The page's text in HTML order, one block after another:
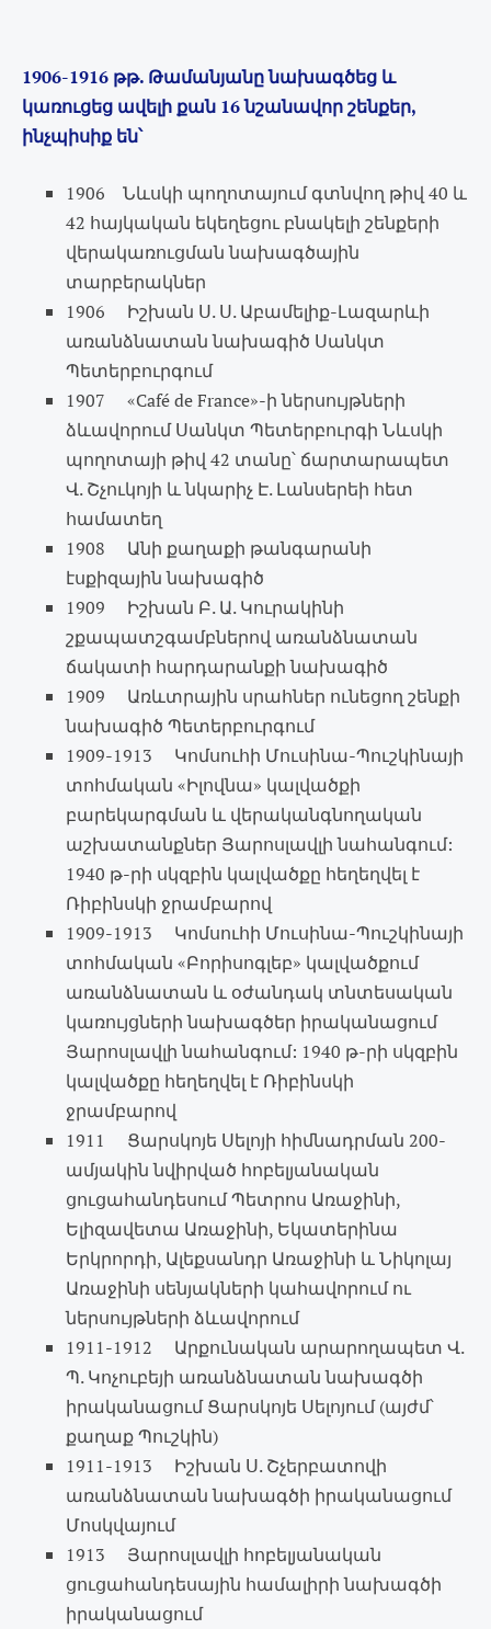
1906-1916 թթ. Թամանյանը նախագծեց և
կառուցեց ավելի քան 16 նշանավոր շենքեր,
ինչպիսիք են՝
1906 Նևսկի պողոտայում գտնվող թիվ 40 և
42 հայկական եկեղեցու բնակելի շենքերի
վերակառուցման նախագծային
տարբերակներ
1906 Իշխան Ս. Ս. Աբամելիք-Լազարևի
առանձնատան նախագիծ Սանկտ
Պետերբուրգում
1907 «Café de France»-ի ներսույթների
ձևավորում Սանկտ Պետերբուրգի Նևսկի
պողոտայի թիվ 42 տանը՝ ճարտարապետ
Վ. Շչուկոյի և նկարիչ Է. Լանսերեի հետ
համատեղ
1908 Անի քաղաքի թանգարանի
էսքիզային նախագիծ
1909 Իշխան Բ. Ա. Կուրակինի
շքապատշգամբներով առանձնատան
ճակատի հարդարանքի նախագիծ
1909 Առևտրային սրահներ ունեցող շենքի
նախագիծ Պետերբուրգում
1909-1913 Կոմսուհի Մուսինա-Պուշկինայի
տոհմական «Իլովնա» կալվածքի
բարեկարգման և վերականգնողական
աշխատանքներ Յարոսլավլի նահանգում:
1940 թ-րի սկզբին կալվածքը հեղեղվել է
Ռիբինսկի ջրամբարով
1909-1913 Կոմսուհի Մուսինա-Պուշկինայի
տոհմական «Բորիսոգլեբ» կալվածքում
առանձնատան և օժանդակ տնտեսական
կառույցների նախագծեր իրականացում
Յարոսլավլի նահանգում: 1940 թ-րի սկզբին
կալվածքը հեղեղվել է Ռիբինսկի
ջրամբարով
1911 Ցարսկոյե Սելոյի հիմնադրման 200-
ամյակին նվիրված հոբելյանական
ցուցահանդեսում Պետրոս Առաջինի,
Ելիզավետա Առաջինի, Եկատերինա
Երկրորդի, Ալեքսանդր Առաջինի և Նիկոլայ
Առաջինի սենյակների կահավորում ու
ներսույթների ձևավորում
1911-1912 Արքունական արարողապետ Վ.
Պ. Կոչուբեյի առանձնատան նախագծի
իրականացում Ցարսկոյե Սելոյում (այժմ՝
քաղաք Պուշկին)
1911-1913 Իշխան Ս. Շչերբատովի
առանձնատան նախագծի իրականացում
Մոսկվայում
1913 Յարոսլավլի հոբելյանական
ցուցահանդեսային համալիրի նախագծի
իրականացում